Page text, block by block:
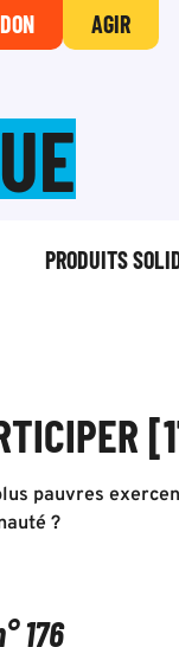
AGIR
PRODUITS
pauvres
?
176